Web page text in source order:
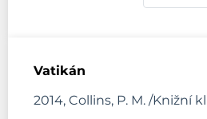
Vatikán
2014, Collins, P. M. /Knižní